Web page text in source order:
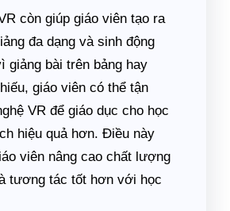
còn giúp giáo viên tạo ra
đa dạng và sinh động
giảng bài trên bảng hay
giáo viên có thể tận
VR để giáo dục cho học
hiệu quả hơn. Điều này
viên nâng cao chất lượng
tương tác tốt hơn với học